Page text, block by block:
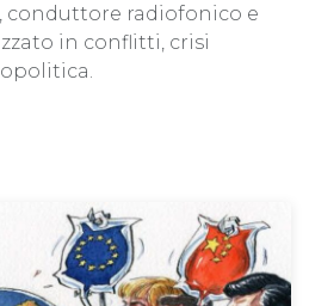
conduttore radiofonico e
in conflitti, crisi